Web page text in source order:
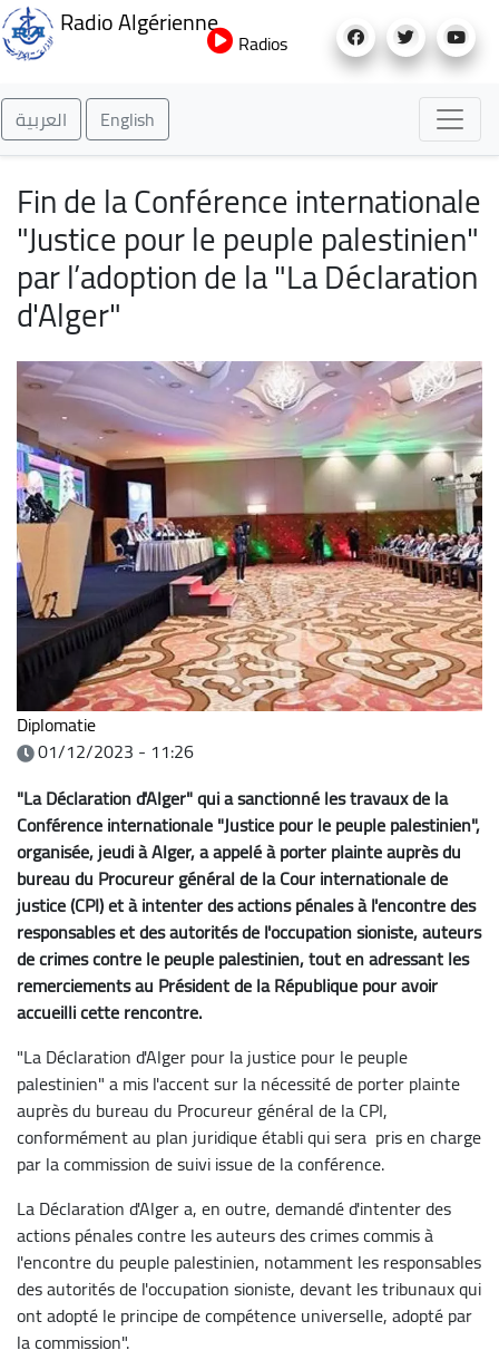
au
Radio Algérienne
Radios
العربية English
Fin de la Conférence internationale
"Justice pour le peuple palestinien"
par l’adoption de la "La Déclaration
d'Alger"
Diplomatie
01/12/2023 - 11:26
"La Déclaration d'Alger" qui a sanctionné les travaux de la
Conférence internationale "Justice pour le peuple palestinien",
organisée, jeudi à Alger, a appelé à porter plainte auprès du
bureau du Procureur général de la Cour internationale de
justice (CPI) et à intenter des actions pénales à l'encontre des
responsables et des autorités de l'occupation sioniste, auteurs
de crimes contre le peuple palestinien, tout en adressant les
remerciements au Président de la République pour avoir
accueilli cette rencontre.
"La Déclaration d'Alger pour la justice pour le peuple
palestinien" a mis l'accent sur la nécessité de porter plainte
auprès du bureau du Procureur général de la CPI,
conformément au plan juridique établi qui sera pris en charge
par la commission de suivi issue de la conférence.
La Déclaration d'Alger a, en outre, demandé d'intenter des
actions pénales contre les auteurs des crimes commis à
l'encontre du peuple palestinien, notamment les responsables
des autorités de l'occupation sioniste, devant les tribunaux qui
ont adopté le principe de compétence universelle, adopté par
la commission".